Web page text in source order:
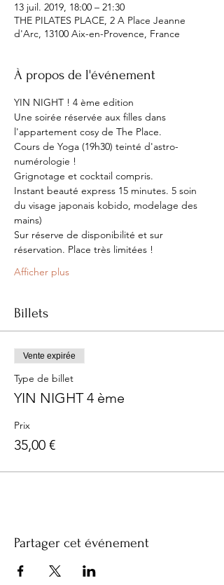
13 juil. 2019, 18:00 – 21:30
THE PILATES PLACE, 2 A Place Jeanne
d'Arc, 13100 Aix-en-Provence, France
À propos de l'événement
YIN NIGHT ! 4 ème edition
Une soirée réservée aux filles dans
l'appartement cosy de The Place.
Cours de Yoga (19h30) teinté d'astro-
numérologie !
Grignotage et cocktail compris.
Instant beauté express 15 minutes. 5 soin
du visage japonais kobido, modelage des
mains)
Sur réserve de disponibilité et sur
réservation. Place très limitées !
Afficher plus
Billets
Vente expirée
Type de billet
YIN NIGHT 4 ème
Prix
35,00 €
Partager cet événement